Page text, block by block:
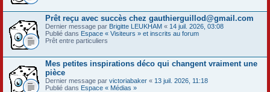
Prêt reçu avec succès chez gauthierguillod@gmail.com
Dernier message par Brigitte LEUKHAM « 14 juil. 2026, 03:08
Publié dans Espace « Visiteurs » et inscrits au forum
Prêt entre particuliers
Mes petites inspirations déco qui changent vraiment une
pièce
Dernier message par victoriabaker « 13 juil. 2026, 11:18
Publié dans Espace « Médias »